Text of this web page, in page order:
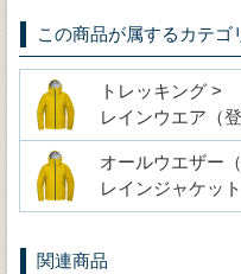
この商品が属するカテゴ
トレッキング >
レインウエア（登
オールウエザー
レインジャケット
関連商品